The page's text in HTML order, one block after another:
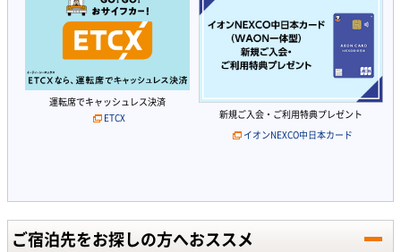
運転席でキャッシュレス決済
ETCX
新規ご入会・ご利用特典プレゼント
イオンNEXCO中日本カード
ご宿泊先をお探しの方へおススメ